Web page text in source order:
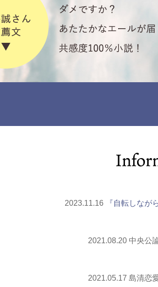
2023.11.16 『自転しなが
2021.08.20 中央公
2021.05.17 島清恋